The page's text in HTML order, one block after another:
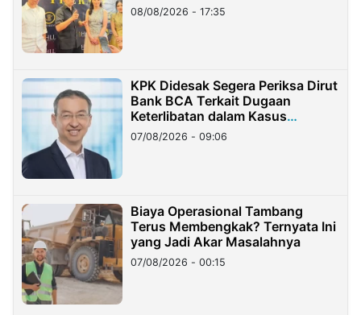
08/08/2026 - 17:35
KPK Didesak Segera Periksa Dirut
Bank BCA Terkait Dugaan
Keterlibatan dalam Kasus
Hilangnya Dana Nasabah Rp2,58
Miliar
07/08/2026 - 09:06
Biaya Operasional Tambang
Terus Membengkak? Ternyata Ini
yang Jadi Akar Masalahnya
07/08/2026 - 00:15